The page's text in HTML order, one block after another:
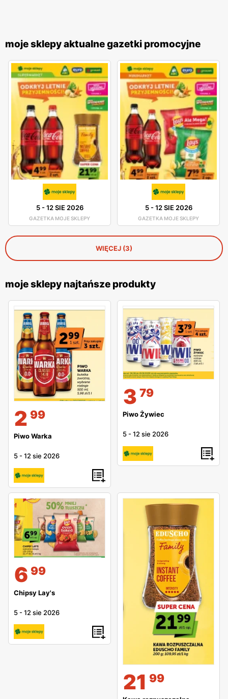
moje sklepy aktualne gazetki promocyjne
5-12 SIE 2026
GAZETKA MOJE SKLEPY
5-12 SIE 2026
GAZETKA MOJE SKLEPY
WIĘCEJ (3)
moje sklepy najtańsze produkty
2 99
Piwo Warka
5 -12 sie 2026
3 79
Piwo Żywiec
5 -12 sie 2026
6 99
Chipsy Lay's
5 -12 sie 2026
21 99